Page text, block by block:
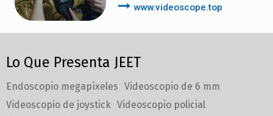
www.videoscope.top
Lo Que Presenta JEET
Endoscopio megapíxeles Videoscopio de 6 mm
Videoscopio de joystick Videoscopio policial